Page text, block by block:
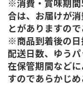
※消費・賞味期間
合は、お届けが
とがありますので
※商品到着後の日
配送日数、ゆう
在保管期間など
すのであらかじめ